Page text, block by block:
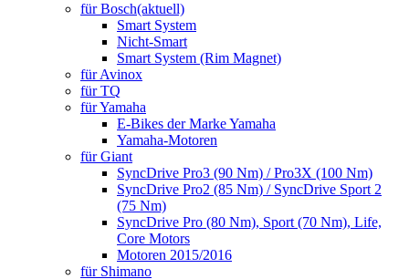
für Bosch(aktuell)
Smart System
Nicht-Smart
Smart System (Rim Magnet)
für Avinox
für TQ
für Yamaha
E-Bikes der Marke Yamaha
Yamaha-Motoren
für Giant
SyncDrive Pro3 (90 Nm) / Pro3X (100 Nm)
SyncDrive Pro2 (85 Nm) / SyncDrive Sport 2
(75 Nm)
SyncDrive Pro (80 Nm), Sport (70 Nm), Life,
Core Motors
Motoren 2015/2016
für Shimano